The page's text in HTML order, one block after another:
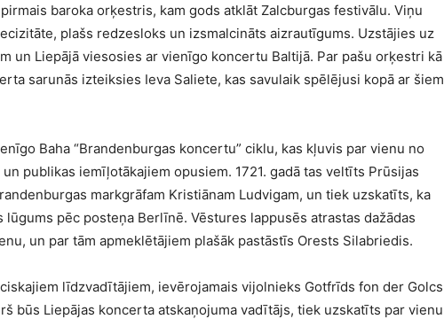
baroka orķestris, kam gods atklāt Zalcburgas festivālu. Viņu
plašs redzesloks un izsmalcināts aizrautīgums. Uzstājies uz
un Liepājā viesosies ar vienīgo koncertu Baltijā. Par pašu orķestri kā
sarunās izteiksies Ieva Saliete, kas savulaik spēlējusi kopā ar šiem
Baha “Brandenburgas koncertu” ciklu, kas kļuvis par vienu no
publikas iemīļotākajiem opusiem. 1721. gadā tas veltīts Prūsijas
markgrāfam Kristiānam Ludvigam, un tiek uzskatīts, ka
pēc posteņa Berlīnē. Vēstures lappusēs atrastas dažādas
un par tām apmeklētājiem plašāk pastāstīs Orests Silabriedis.
līdzvadītājiem, ievērojamais vijolnieks Gotfrīds fon der Golcs
būs Liepājas koncerta atskaņojuma vadītājs, tiek uzskatīts par vienu